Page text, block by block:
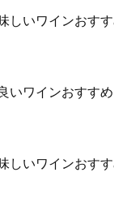
しいワインおす
いワインおすす
しいワインおす